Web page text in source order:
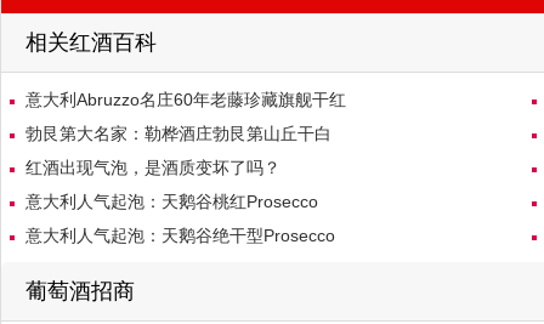
相关红酒百科
意大利Abruzzo名庄60年老藤珍藏旗舰干红
勃艮第大名家：勒桦酒庄勃艮第山丘干白
红酒出现气泡，是酒质变坏了吗？
意大利人气起泡：天鹅谷桃红Prosecco
意大利人气起泡：天鹅谷绝干型Prosecco
葡萄酒招商